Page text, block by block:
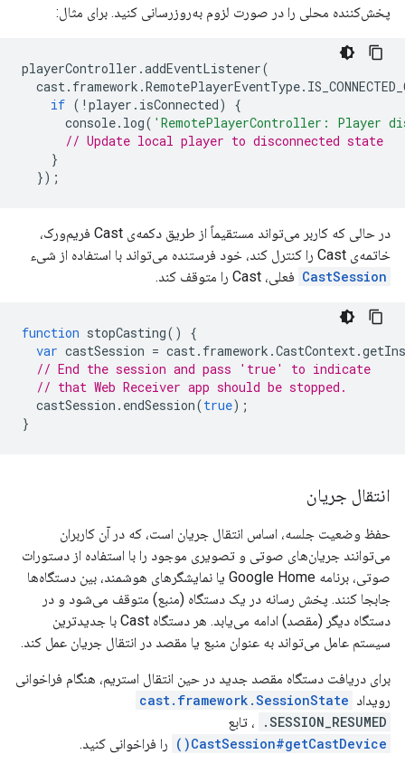
پخش‌کننده محلی را در صورت لزوم به‌روزرسانی کنید. برای مثال:
playerController .addEventListener(
cast. framework .RemotePlayerEventType.
if ( ! player . isConnected)
{
console. log( 'RemotePlayerController: Player
// Update local player to disconnected state
}
});
در حالی که کاربر می‌تواند مستقیماً از طریق دکمه‌ی Cast فریم‌ورک،
خاتمه‌ی Cast را کنترل کند، خود فرستنده می‌تواند با استفاده از شیء
CastSession فعلی، Cast را متوقف کند.
function stopCasting()
{
var castSession = cast. framework .CastContext.
// End the session and pass 'true' to indicate
// that Web Receiver app should be stopped.
castSession . endSession(true);
}
انتقال جریان
حفظ وضعیت جلسه، اساس انتقال جریان است، که در آن کاربران
می‌توانند جریان‌های صوتی و تصویری موجود را با استفاده از دستورات
صوتی، برنامه Google Home یا نمایشگرهای هوشمند، بین دستگاه‌ها
جابجا کنند. پخش رسانه در یک دستگاه (منبع) متوقف می‌شود و در
دستگاه دیگر (مقصد) ادامه می‌یابد. هر دستگاه Cast با جدیدترین
سیستم عامل می‌تواند به عنوان منبع یا مقصد در انتقال جریان عمل کند.
برای دریافت دستگاه مقصد جدید در حین انتقال استریم، هنگام فراخوانی
رویداد cast.framework.SessionState
.SESSION_RESUMED
، تابع
CastSession#getCastDevice()
را فراخوانی کنید.